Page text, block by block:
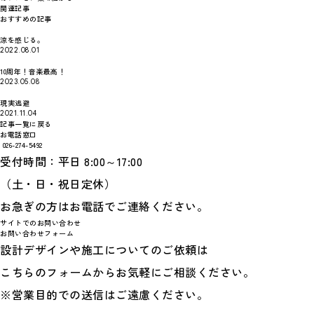
関連記事
おすすめの記事
涼を感じる。
2022.08.01
10周年！音楽最高！
2023.05.08
現実逃避
2021.11.04
記事一覧に戻る
お電話窓口
026-274-5492
受付時間：平日 8:00～17:00
（土・日・祝日定休）
お急ぎの方はお電話でご連絡ください。
サイトでのお問い合わせ
お問い合わせフォーム
設計デザインや施工についてのご依頼は
こちらのフォームからお気軽にご相談ください。
※営業目的での送信はご遠慮ください。